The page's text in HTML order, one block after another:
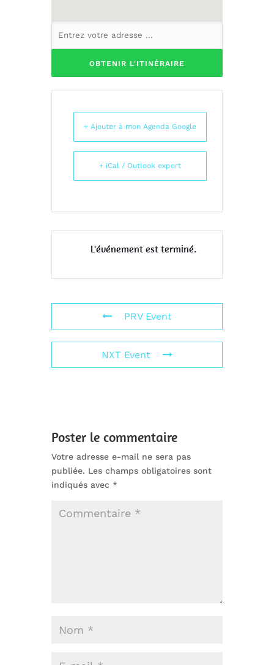
+ Ajouter à mon Agenda Google
+ iCal / Outlook export
L'événement est terminé.
PRV Event
NXT Event
Poster le commentaire
Votre adresse e-mail ne sera pas
publiée. Les champs obligatoires sont
indiqués avec *